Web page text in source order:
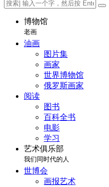
博物馆
老画
油画
图片集
画家
世界博物馆
俄罗斯画家
阅读
图书
百科全书
电影
学习
艺术俱乐部
我们同时代的人
世博会
画报艺术